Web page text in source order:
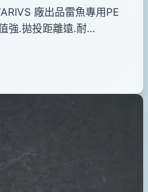
廠出品雷魚專用PE
強.拋投距離遠.耐…